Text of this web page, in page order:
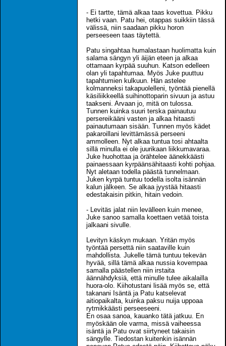
- Ei tartte, tämä alkaa taas kovettua. Pikku
hetki vaan. Patu hei, otappas suikkiin tässä
välissä, niin saadaan pikku horon
perseeseen taas täytettä.
Patu singahtaa humalastaan huolimatta kuin
salama sängyn yli äijän eteen ja alkaa
ottamaan kyrpää suuhun. Katson edelleen
olan yli tapahtumaa. Myös Juke puuttuu
tapahtumien kulkuun. Hän astelee
kolmanneksi takapuolelleni, työntää pienellä
käsiliikkeellä suihinottoparin sivuun ja astuu
taakseni. Arvaan jo, mitä on tulossa.
Tunnen kuinka suuri terska painautuu
persereikääni vasten ja alkaa hitaasti
painautumaan sisään. Tunnen myös kädet
pakaroillani levittämässä perseeni
ammolleen. Nyt alkaa tuntua tosi ahtaalta
sillä minulla ei ole juurikaan liikkumavaraa.
Juke huohottaa ja örähtelee äänekkäästi
painaessaan kyrpäänsähitaasti kohti pohjaa.
Nyt aletaan todella päästä tunnelmaan.
Juken kyrpä tuntuu todella isolta isännän
kalun jälkeen. Se alkaa jyystää hitaasti
edestakaisin pitkin, hitain vedoin.
- Levitäs jalat niin levälleen kuin menee,
Juke sanoo samalla koettaen vetää toista
jalkaani sivulle.
Levityn käskyn mukaan. Yritän myös
työntää persettä niin saataville kuin
mahdollista. Jukelle tämä tuntuu tekevän
hyvää, sillä tämä alkaa nussia kovempaa
samalla päästellen niin irstaita
äännähdyksiä, että minulle tulee aikalailla
huora-olo. Kiihotustani lisää myös se, että
takanani Isäntä ja Patu katselevat
aitiopaikalta, kuinka paksu nuija uppoaa
rytmikkäästi perseeseeni.
En osaa sanoa, kauanko tätä jatkuu. En
myöskään ole varma, missä vaiheessa
isäntä ja Patu ovat siirtyneet takaisin
sängylle. Tiedostan kuitenkin isännän